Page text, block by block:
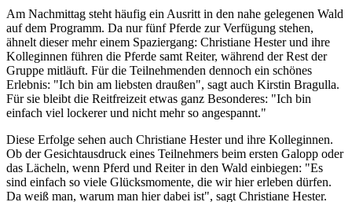
Am Nachmittag steht häufig ein Ausritt in den nahe gelegenen Wald
auf dem Programm. Da nur fünf Pferde zur Verfügung stehen,
ähnelt dieser mehr einem Spaziergang: Christiane Hester und ihre
Kolleginnen führen die Pferde samt Reiter, während der Rest der
Gruppe mitläuft. Für die Teilnehmenden dennoch ein schönes
Erlebnis: "Ich bin am liebsten draußen", sagt auch Kirstin Bragulla.
Für sie bleibt die Reitfreizeit etwas ganz Besonderes: "Ich bin
einfach viel lockerer und nicht mehr so angespannt."
Diese Erfolge sehen auch Christiane Hester und ihre Kolleginnen.
Ob der Gesichtausdruck eines Teilnehmers beim ersten Galopp oder
das Lächeln, wenn Pferd und Reiter in den Wald einbiegen: "Es
sind einfach so viele Glücksmomente, die wir hier erleben dürfen.
Da weiß man, warum man hier dabei ist", sagt Christiane Hester.